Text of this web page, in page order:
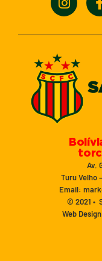
Av.
Turu Velho
Email:
© 2021 •
Web